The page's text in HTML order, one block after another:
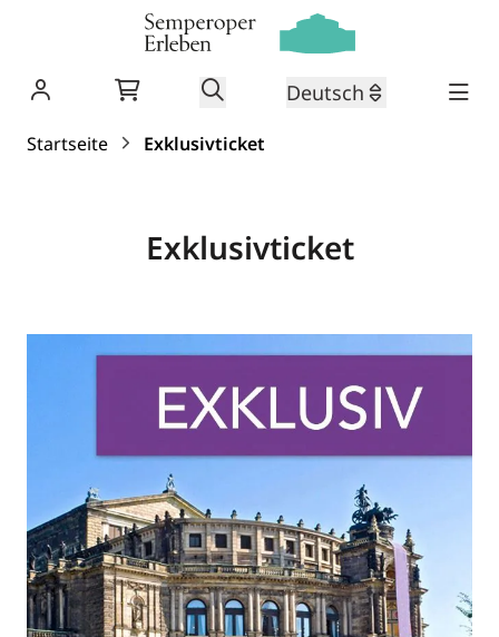
WarenkorbSuche Deutsch
Zum Inhalt springen
Startseite Exklusivticket
Exklusivticket